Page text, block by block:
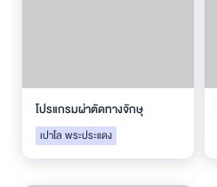
โปรแกรมผ่าตัดทางจักษุ
เปาโล พระประแดง